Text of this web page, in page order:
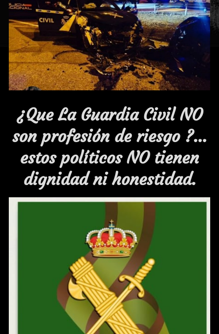
¿Que La Guardia Civil NO
son profesión de riesgo ?…
estos políticos NO tienen
dignidad ni honestidad.